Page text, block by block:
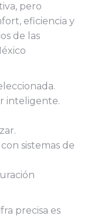
pero
eficiencia y
de las
inteligente.
sistemas de
precisa es